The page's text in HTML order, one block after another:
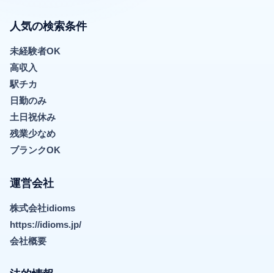
人気の検索条件
未経験者OK
高収入
駅チカ
日勤のみ
土日祝休み
残業少なめ
ブランクOK
運営会社
株式会社idioms
https://idioms.jp/
会社概要